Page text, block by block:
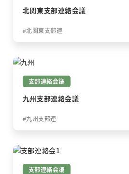
北関東支部連絡会議
北関東支部連
支部連絡会議
九州支部連絡会議
九州支部連
支部連絡会議